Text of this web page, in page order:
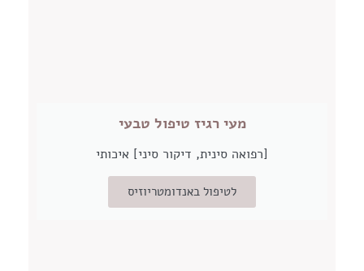
מעי רגיז טיפול טבעי
[רפואה סינית, דיקור סיני] איכותי
לטיפול באנדומטריוזיס